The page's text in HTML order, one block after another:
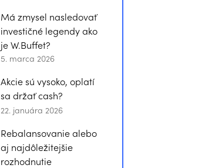
Má zmysel nasledovať
investičné legendy ako
je W.Buffet?
5. marca 2026
Akcie sú vysoko, oplatí
sa držať cash?
22. januára 2026
Rebalansovanie alebo
aj najdôležitejšie
rozhodnutie